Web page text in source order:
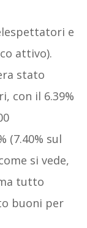
e
attivo).
stato
con il 6.39%
(7.40% sul
si vede,
tutto
buoni per